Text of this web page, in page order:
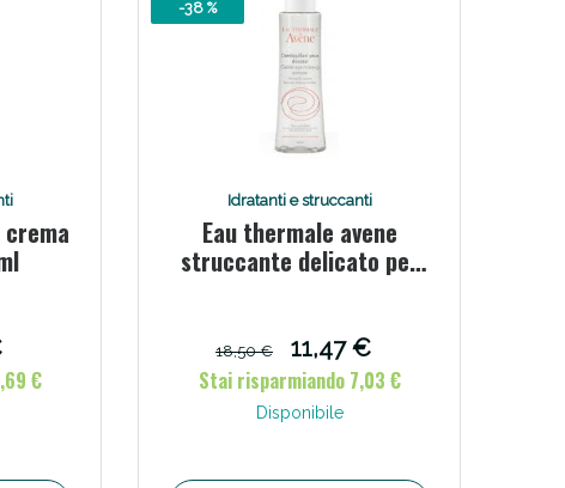
crema
€
-38 %
Idratanti e struccanti
Eau thermale avene
struccante delicato per
18,50 €
11,47 €
Stai risparmiando 7,03 €
Disponibile
oggi!